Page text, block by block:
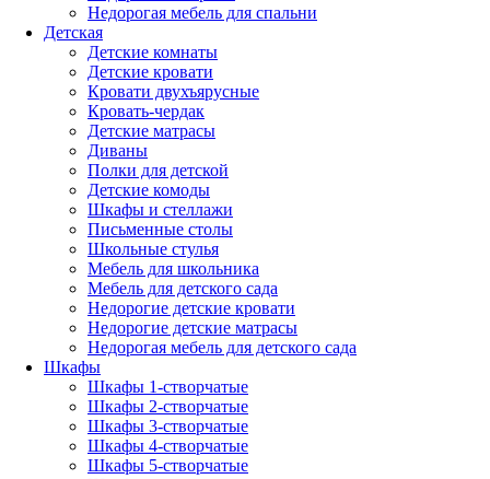
Недорогая мебель для спальни
Детская
Детские комнаты
Детские кровати
Кровати двухъярусные
Кровать-чердак
Детские матрасы
Диваны
Полки для детской
Детские комоды
Шкафы и стеллажи
Письменные столы
Школьные стулья
Мебель для школьника
Мебель для детского сада
Недорогие детские кровати
Недорогие детские матрасы
Недорогая мебель для детского сада
Шкафы
Шкафы 1-створчатые
Шкафы 2-створчатые
Шкафы 3-створчатые
Шкафы 4-створчатые
Шкафы 5-створчатые